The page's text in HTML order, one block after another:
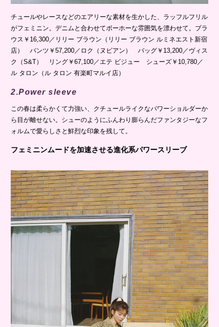
チュールやレースなどのエアリーな素材を生かした、ラッフルフリル
がフェミニン。デニムと合わせてボーホーな雰囲気を漂わせて。ブラ
ウス￥16,300／リリー ブラウン（リリー ブラウン ルミネエスト新宿
店） パンツ￥57,200／ロク（ヌビアン） バッグ￥13,200／ヴィス
ク（S&T） リング￥67,100／エテ ビジュー シューズ￥10,780／
ル タロン（ル タロン 有楽町マルイ店）
2.Power sleeve
この春は柔らかくて力強い、クチュールライクなパワーショルダーか
ら目が離せない。シューのようにふんわり膨らんだファンタジーなフ
ォルムで愛らしさと鮮烈な印象を残して。
フェミニンムードを加速させる進化系パワースリーブ